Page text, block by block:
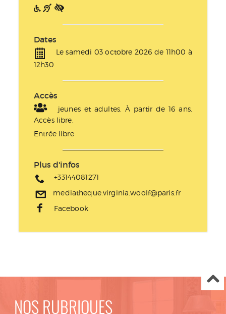
Dates
Le samedi 03 octobre 2026 de 11h00 à
12h30
Accès
jeunes et adultes. À partir de 16 ans.
Accès libre.
Entrée libre
Plus d'infos
+33144081271
mediatheque.virginia.woolf@paris.fr
Facebook
NOS RUBRIQUES